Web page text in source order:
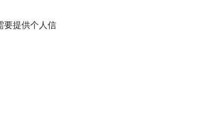
要提供个人信